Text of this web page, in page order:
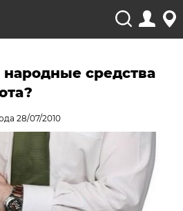
средства
28/07/2010